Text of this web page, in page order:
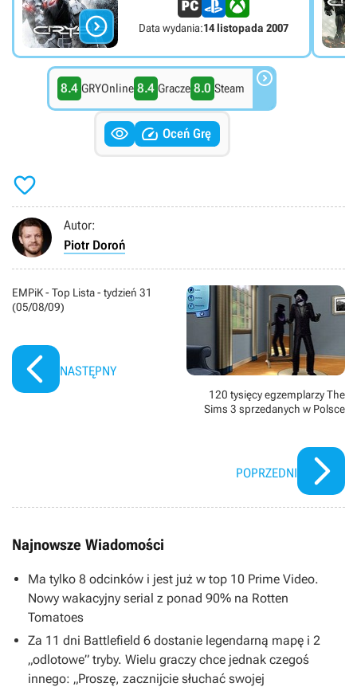
 Data wydania:14 listopada 2007
8.4 GRYOnline 8.4 Gracze 8.0 Steam 
  Oceń Grę

Autor:
Piotr Doroń
EMPiK - Top Lista - tydzień 31
(05/08/09)
NASTĘPNY
120 tysięcy egzemplarzy The
Sims 3 sprzedanych w Polsce
POPRZEDNI
Najnowsze Wiadomości
Ma tylko 8 odcinków i jest już w top 10 Prime Video.
Nowy wakacyjny serial z ponad 90% na Rotten
Tomatoes
Za 11 dni Battlefield 6 dostanie legendarną mapę i 2
„odlotowe” tryby. Wielu graczy chce jednak czegoś
innego: „Proszę, zacznijcie słuchać swojej